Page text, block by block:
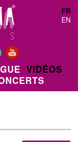
FR
EN
VIDÉOS